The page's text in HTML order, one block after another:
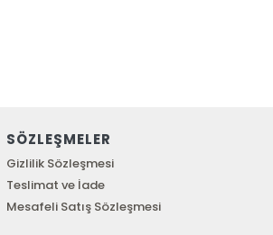
SÖZLEŞMELER
Gizlilik Sözleşmesi
Teslimat ve İade
Mesafeli Satış Sözleşmesi